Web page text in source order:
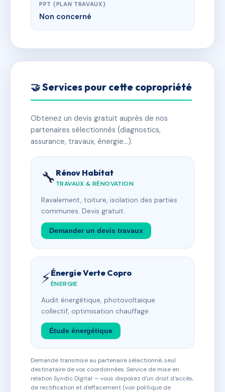
PPT (PLAN TRAVAUX)
Non concerné
🤝 Services pour cette copropriété
Obtenez un devis gratuit auprès de nos
partenaires sélectionnés (diagnostics,
assurance, travaux, énergie…).
🔧 Rénov Habitat
TRAVAUX & RÉNOVATION
Ravalement, toiture, isolation des parties
communes. Devis gratuit.
Demander un devis travaux
⚡Énergie Verte Copro
ÉNERGIE
Audit énergétique, photovoltaïque
collectif, optimisation chauffage.
Étude énergétique
Demande transmise au partenaire sélectionné, seul
destinataire de vos coordonnées. Service de mise en
relation Syndic Digital — vous disposez d'un droit d'accès,
de rectification et d'effacement (voir politique de